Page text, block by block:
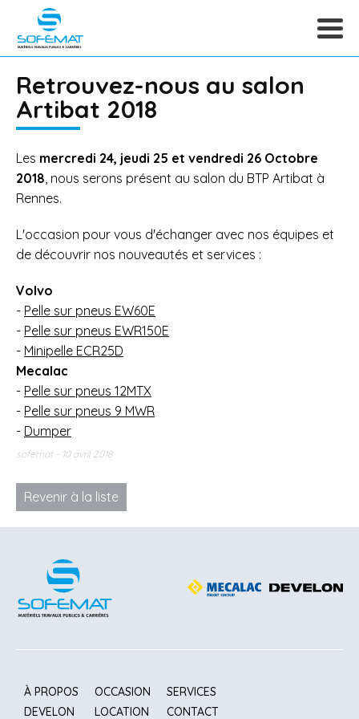
Retrouvez-nous au salon
Artibat 2018
Les mercredi 24, jeudi 25 et vendredi 26 Octobre
2018, nous serons présent au salon du BTP Artibat à
Rennes.
L'occasion pour vous d'échanger avec nos équipes et
de découvrir nos nouveautés et services :
Volvo
- Pelle sur pneus EW60E
- Pelle sur pneus EWR150E
- Minipelle ECR25D
Mecalac
- Pelle sur pneus 12MTX
- Pelle sur pneus 9 MWR
- Dumper
sofemat 10 avril 2018
Revenir à la liste
À PROPOS
DEVELON
OCCASION
LOCATION
SERVICES
CONTACT